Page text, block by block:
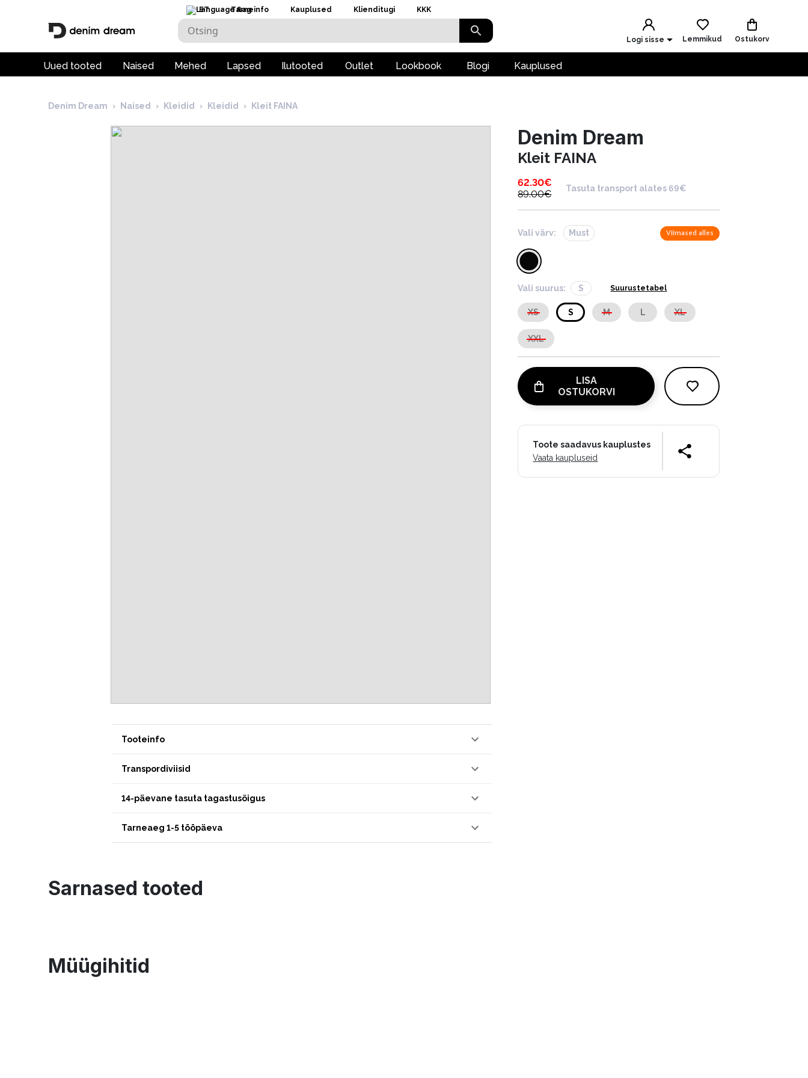
ET Tarneinfo Kauplused Klienditugi KKK
Logi sisse Lemmikud Ostukorv
Uued tooted Naised Mehed Lapsed Ilutooted Outlet Lookbook Blogi Kauplused
Denim Dream › Naised › Kleidid › Kleidid › Kleit FAINA
Tooteinfo
Transpordiviisid
14-päevane tasuta tagastusõigus
Tarneaeg 1-5 tööpäeva
Denim Dream
Kleit FAINA
62.30€
89.00€
Tasuta transport alates 69€
Vali värv: Must Viimased alles
Vali suurus: S Suurustetabel
XS S M L XL
XXL
LISA
OSTUKORVI
Toote saadavus kauplustes
Vaata kaupluseid
Sarnased tooted
Müügihitid